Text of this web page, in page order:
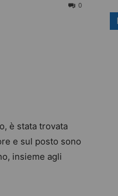
0
è stata trovata
e sul posto sono
insieme agli